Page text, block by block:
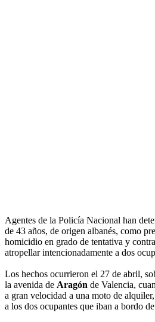
Agentes de la Policía Nacional han
de 43 años, de origen albanés, como
homicidio en grado de tentativa y
atropellar intencionadamente a dos
Los hechos ocurrieron el 27 de abril,
la avenida de Aragón de Valencia,
a gran velocidad a una moto de
a los dos ocupantes que iban a bordo de